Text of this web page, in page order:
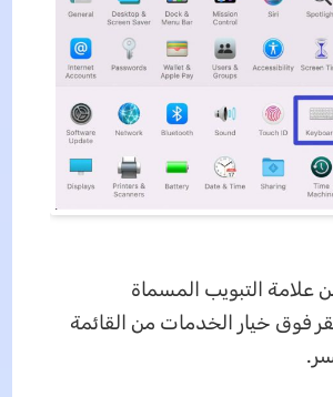
2. ضمن علامة التبويب المسماة
فوق خيار الخدمات من القائمة